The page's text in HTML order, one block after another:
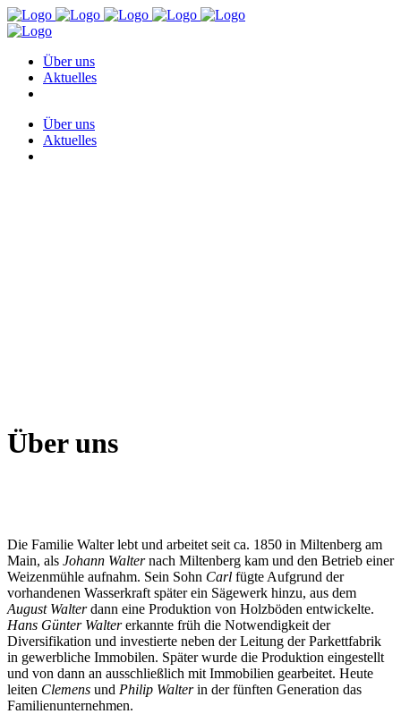
Über uns
Aktuelles
Über uns
Aktuelles
Über uns
Die Familie Walter lebt und arbeitet seit ca. 1850 in Miltenberg am
Main, als Johann Walternach Miltenberg kam und den Betrieb einer
Weizenmühle aufnahm. Sein Sohn Carl fügte Aufgrund der
vorhandenen Wasserkraft später ein Sägewerk hinzu, aus dem
August Walterdann eine Produktion von Holzböden entwickelte.
Hans Günter Waltererkannte früh die Notwendigkeit der
Diversifikation und investierte neben der Leitung der Parkettfabrik
in gewerbliche Immobilen. Später wurde die Produktion eingestellt
und von dann an ausschließlich mit Immobilien gearbeitet. Heute
leiten Clemens und Philip Walterin der fünften Generation das
Familienunternehmen.